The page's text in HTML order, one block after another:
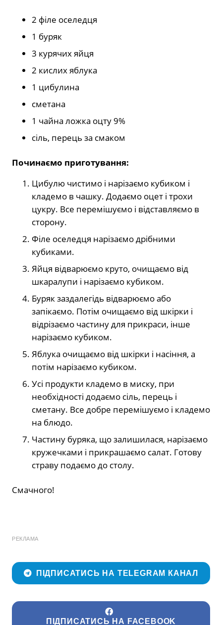
2 філе оселедця
1 буряк
3 курячих яйця
2 кислих яблука
1 цибулина
сметана
1 чайна ложка оцту 9%
сіль, перець за смаком
Починаємо приготування:
Цибулю чистимо і нарізаємо кубиком і
кладемо в чашку. Додаємо оцет і трохи
цукру. Все перемішуємо і відставляємо в
сторону.
Філе оселедця нарізаємо дрібними
кубиками.
Яйця відварюємо круто, очищаємо від
шкаралупи і нарізаємо кубиком.
Буряк заздалегідь відварюємо або
запікаємо. Потім очищаємо від шкірки і
відрізаємо частину для прикраси, інше
нарізаємо кубиком.
Яблука очищаємо від шкірки і насіння, а
потім нарізаємо кубиком.
Усі продукти кладемо в миску, при
необхідності додаємо сіль, перець і
сметану. Все добре перемішуємо і кладемо
на блюдо.
Частину буряка, що залишилася, нарізаємо
кружечками і прикрашаємо салат. Готову
страву подаємо до столу.
Смачного!
РЕКЛАМА
ПІДПИСАТИСЬ НА TELEGRAM КАНАЛ
ПІДПИСАТИСЬ НА FACEBOOK